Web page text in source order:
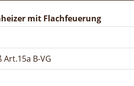
mit Flachfeuerung
B-VG